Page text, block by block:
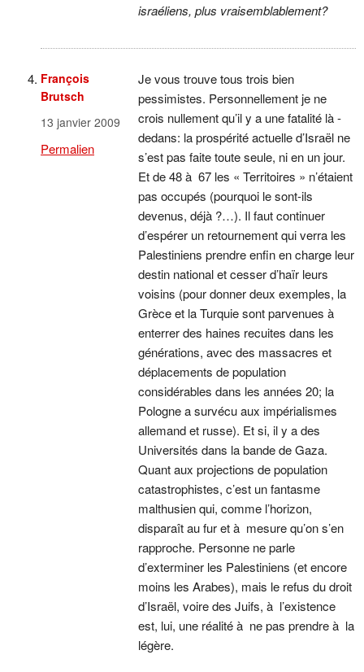
israéliens, plus vraisemblablement?
François
Brutsch
13 janvier 2009
Permalien
Je vous trouve tous trois bien
pessimistes. Personnellement je ne
crois nullement qu’il y a une fatalité là -
dedans: la prospérité actuelle d’Israël ne
s’est pas faite toute seule, ni en un jour.
Et de 48 à 67 les « Territoires » n’étaient
pas occupés (pourquoi le sont-ils
devenus, déjà ?…). Il faut continuer
d’espérer un retournement qui verra les
Palestiniens prendre enfin en charge leur
destin national et cesser d’haïr leurs
voisins (pour donner deux exemples, la
Grèce et la Turquie sont parvenues à
enterrer des haines recuites dans les
générations, avec des massacres et
déplacements de population
considérables dans les années 20; la
Pologne a survécu aux impérialismes
allemand et russe). Et si, il y a des
Universités dans la bande de Gaza.
Quant aux projections de population
catastrophistes, c’est un fantasme
malthusien qui, comme l’horizon,
disparaît au fur et à mesure qu’on s’en
rapproche. Personne ne parle
d’exterminer les Palestiniens (et encore
moins les Arabes), mais le refus du droit
d’Israël, voire des Juifs, à l’existence
est, lui, une réalité à ne pas prendre à la
légère.